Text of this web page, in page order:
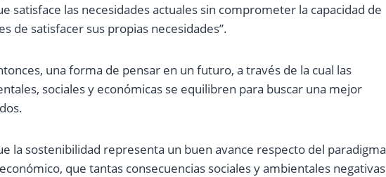
satisface las necesidades actuales sin comprometer la capacidad de
de satisfacer sus propias necesidades”.
una forma de pensar en un futuro, a través de la cual las
sociales y económicas se equilibren para buscar una mejor
la sostenibilidad representa un buen avance respecto del paradigma
que tantas consecuencias sociales y ambientales negativas